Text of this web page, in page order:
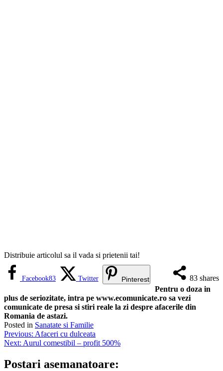
Distribuie articolul sa il vada si prietenii tai!
83 shares
Facebook83 Twitter Pinterest
Pentru o doza in
plus de seriozitate, intra pe www.ecomunicate.ro sa vezi
comunicate de presa si stiri reale la zi despre afacerile din
Romania de astazi.
Posted in Sanatate si Familie
Navigare
în
articole
Previous: Afaceri cu dulceata
Next: Aurul comestibil – profit 500%
Postari asemanatoare: